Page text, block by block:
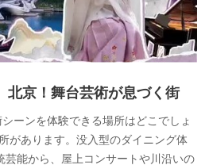
北京！舞台芸術が息づく街
ーンを体験できる場所はどこでしょ
があります。没入型のダイニング体
能から、屋上コンサートや川沿いの